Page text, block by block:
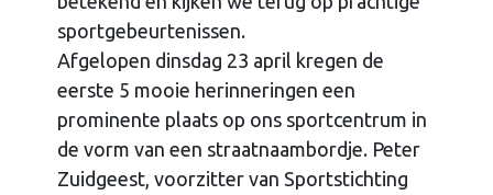
sportgebeurtenissen.
Afgelopen dinsdag 23 april kregen de
eerste 5 mooie herinneringen een
prominente plaats op ons sportcentrum in
de vorm van een straatnaambordje. Peter
Zuidgeest, voorzitter van Sportstichting